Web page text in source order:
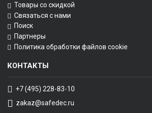
Товары со скидкой
Связаться с нами
Поиск
Партнеры
Политика обработки файлов cookie
КОНТАКТЫ
+7 (495) 228-83-10
zakaz@safedec.ru